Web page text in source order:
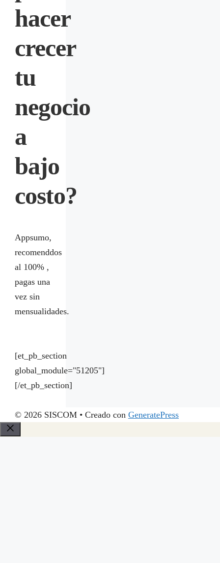
hacer
crecer
tu
negocio
a
bajo
costo?
Appsumo,
recomenddos
al 100% ,
pagas una
vez sin
mensualidades.
[et_pb_section
global_module="51205"]
[/et_pb_section]
© 2026 SISCOM • Creado con GeneratePress
Cerrar